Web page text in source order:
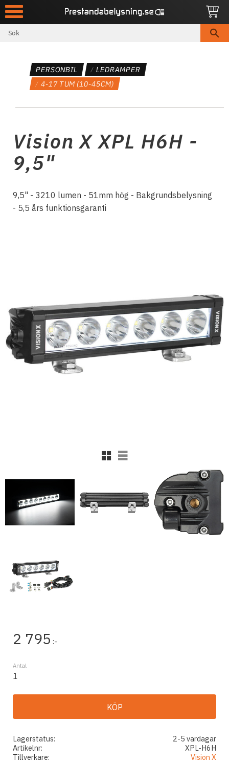
Meny
PERSONBIL
LEDRAMPER
4-17 TUM (10-45CM)
Vision X XPL H6H -
9,5"
9,5" - 3210 lumen - 51mm hög - Bakgrundsbelysning
- 5,5 års funktionsgaranti
Rutnätsvy
Listvy
2 795 :-
Antal
KÖP
Lagerstatus
2-5 vardagar
Artikelnr
XPL-H6H
Tillverkare
Vision X